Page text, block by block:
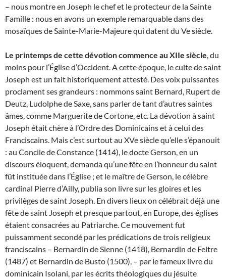
– nous montre en Joseph le chef et le protecteur de la Sainte
Famille : nous en avons un exemple remarquable dans des
mosaïques de Sainte-Marie-Majeure qui datent du Ve siècle.
Le printemps de cette dévotion commence au XIIe siècle, du
moins pour l’Église d’Occident. A cette époque, le culte de saint
Joseph est un fait historiquement attesté. Des voix puissantes
proclament ses grandeurs : nommons saint Bernard, Rupert de
Deutz, Ludolphe de Saxe, sans parler de tant d’autres saintes
âmes, comme Marguerite de Cortone, etc. La dévotion à saint
Joseph était chère à l’Ordre des Dominicains et à celui des
Franciscains. Mais c’est surtout au XVe siècle qu’elle s’épanouit
: au Concile de Constance (1414), le docte Gerson, en un
discours éloquent, demanda qu’une fête en l’honneur du saint
fût instituée dans l’Église ; et le maître de Gerson, le célèbre
cardinal Pierre d’Ailly, publia son livre sur les gloires et les
privilèges de saint Joseph. En divers lieux on célébrait déjà une
fête de saint Joseph et presque partout, en Europe, des églises
étaient consacrées au Patriarche. Ce mouvement fut
puissamment secondé par les prédications de trois religieux
franciscains – Bernardin de Sienne (1418), Bernardin de Feltre
(1487) et Bernardin de Busto (1500), – par le fameux livre du
dominicain Isolani, par les écrits théologiques du jésuite